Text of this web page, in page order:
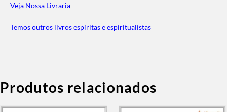
Veja Nossa Livraria
Temos outros livros espíritas e espiritualistas
Produtos relacionados